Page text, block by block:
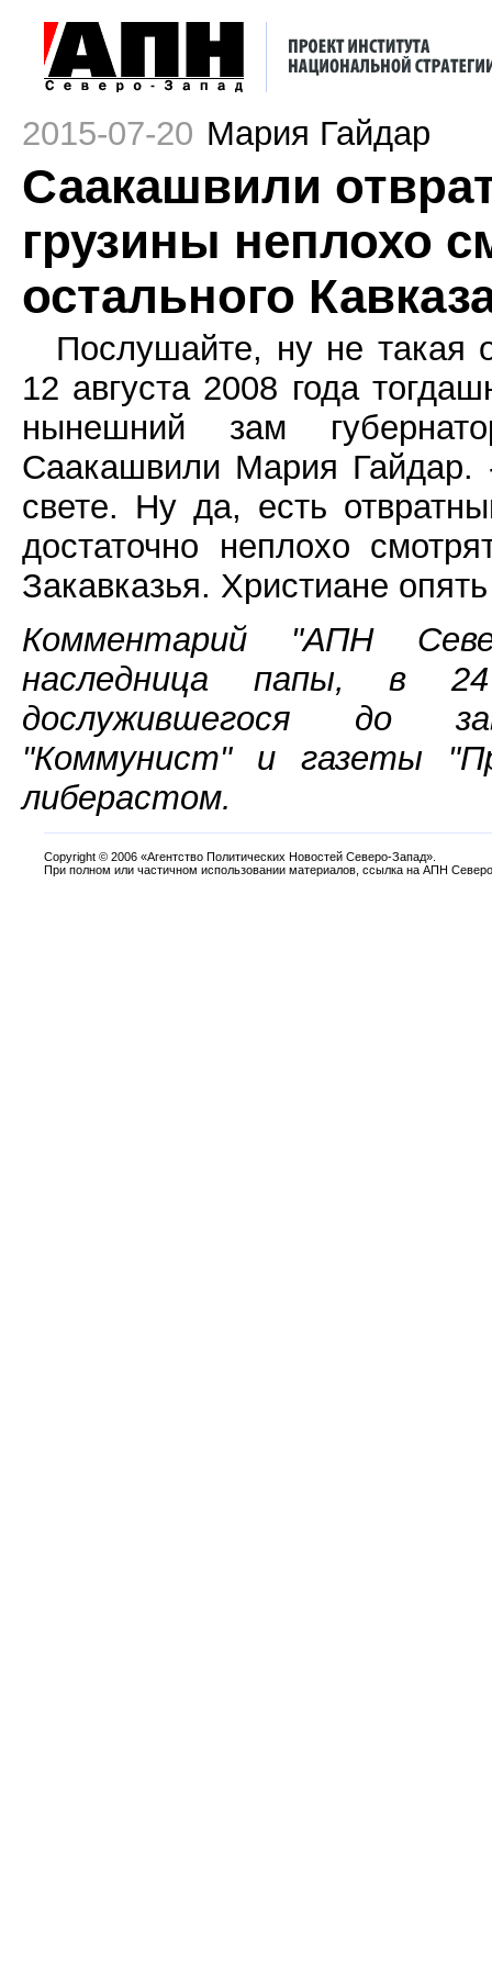
2015-07-20 Мария Гайдар
Саакашвили
грузины неплохо
остального
Послушайте, ну не такая
12 августа 2008 года
нынешний зам
Саакашвили Мария Гайдар.
свете. Ну да, есть
достаточно неплохо
Закавказья. Христиане
Комментарий "АПН
наследница папы, в
дослужившегося до
"Коммунист" и газеты
либерастом.
Copyright © 2006 «Агентство Политических Новостей Северо-Запад».
При полном или частичном использовании материалов, ссылка на АПН